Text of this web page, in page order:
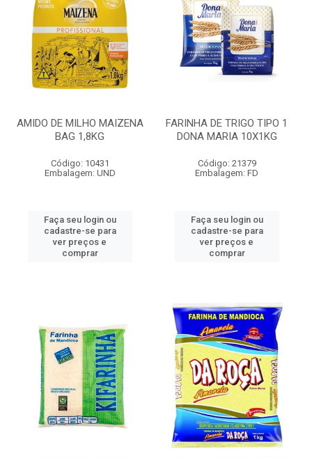
AMIDO DE MILHO MAIZENA
BAG 1,8KG
Código: 10431
Embalagem: UND
Faça seu login ou
cadastre-se para
ver preços e
comprar
FARINHA DE TRIGO TIPO 1
DONA MARIA 10X1KG
Código: 21379
Embalagem: FD
Faça seu login ou
cadastre-se para
ver preços e
comprar